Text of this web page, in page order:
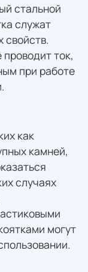
стальной
служат
свойств.
ток,
при работе
как
камней,
случаях
могут